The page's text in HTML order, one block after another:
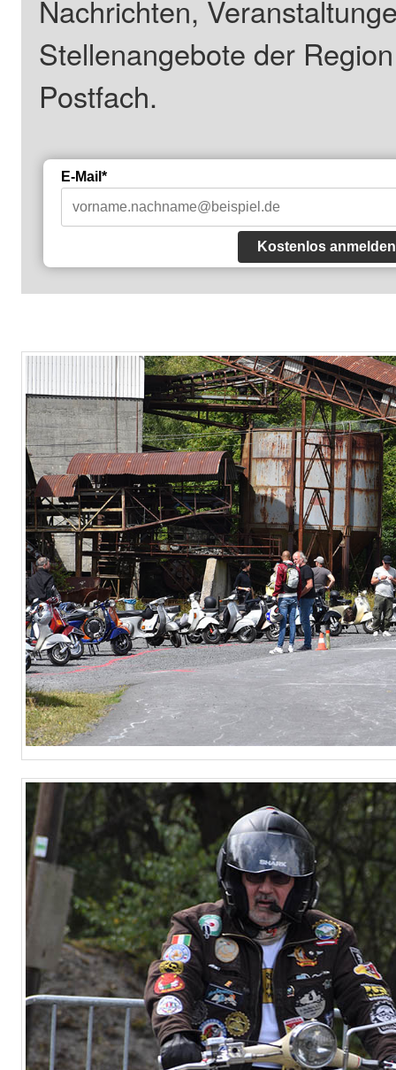
Nachrichten,
Stellenangebote der
Postfach.
E-Mail*
Kostenlos anmelden